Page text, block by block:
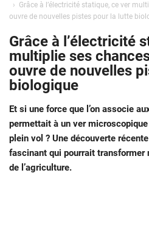
Grâce à l’électricité statique, ce ver
ouvre de nouvelles pistes pour la lutte
Grâce à l’électricité
multiplie ses
ouvre de nouvelles
biologique
Et si une force que l’on associe
permettait à un ver
plein vol ? Une découverte
fascinant qui pourrait
de l’agriculture.